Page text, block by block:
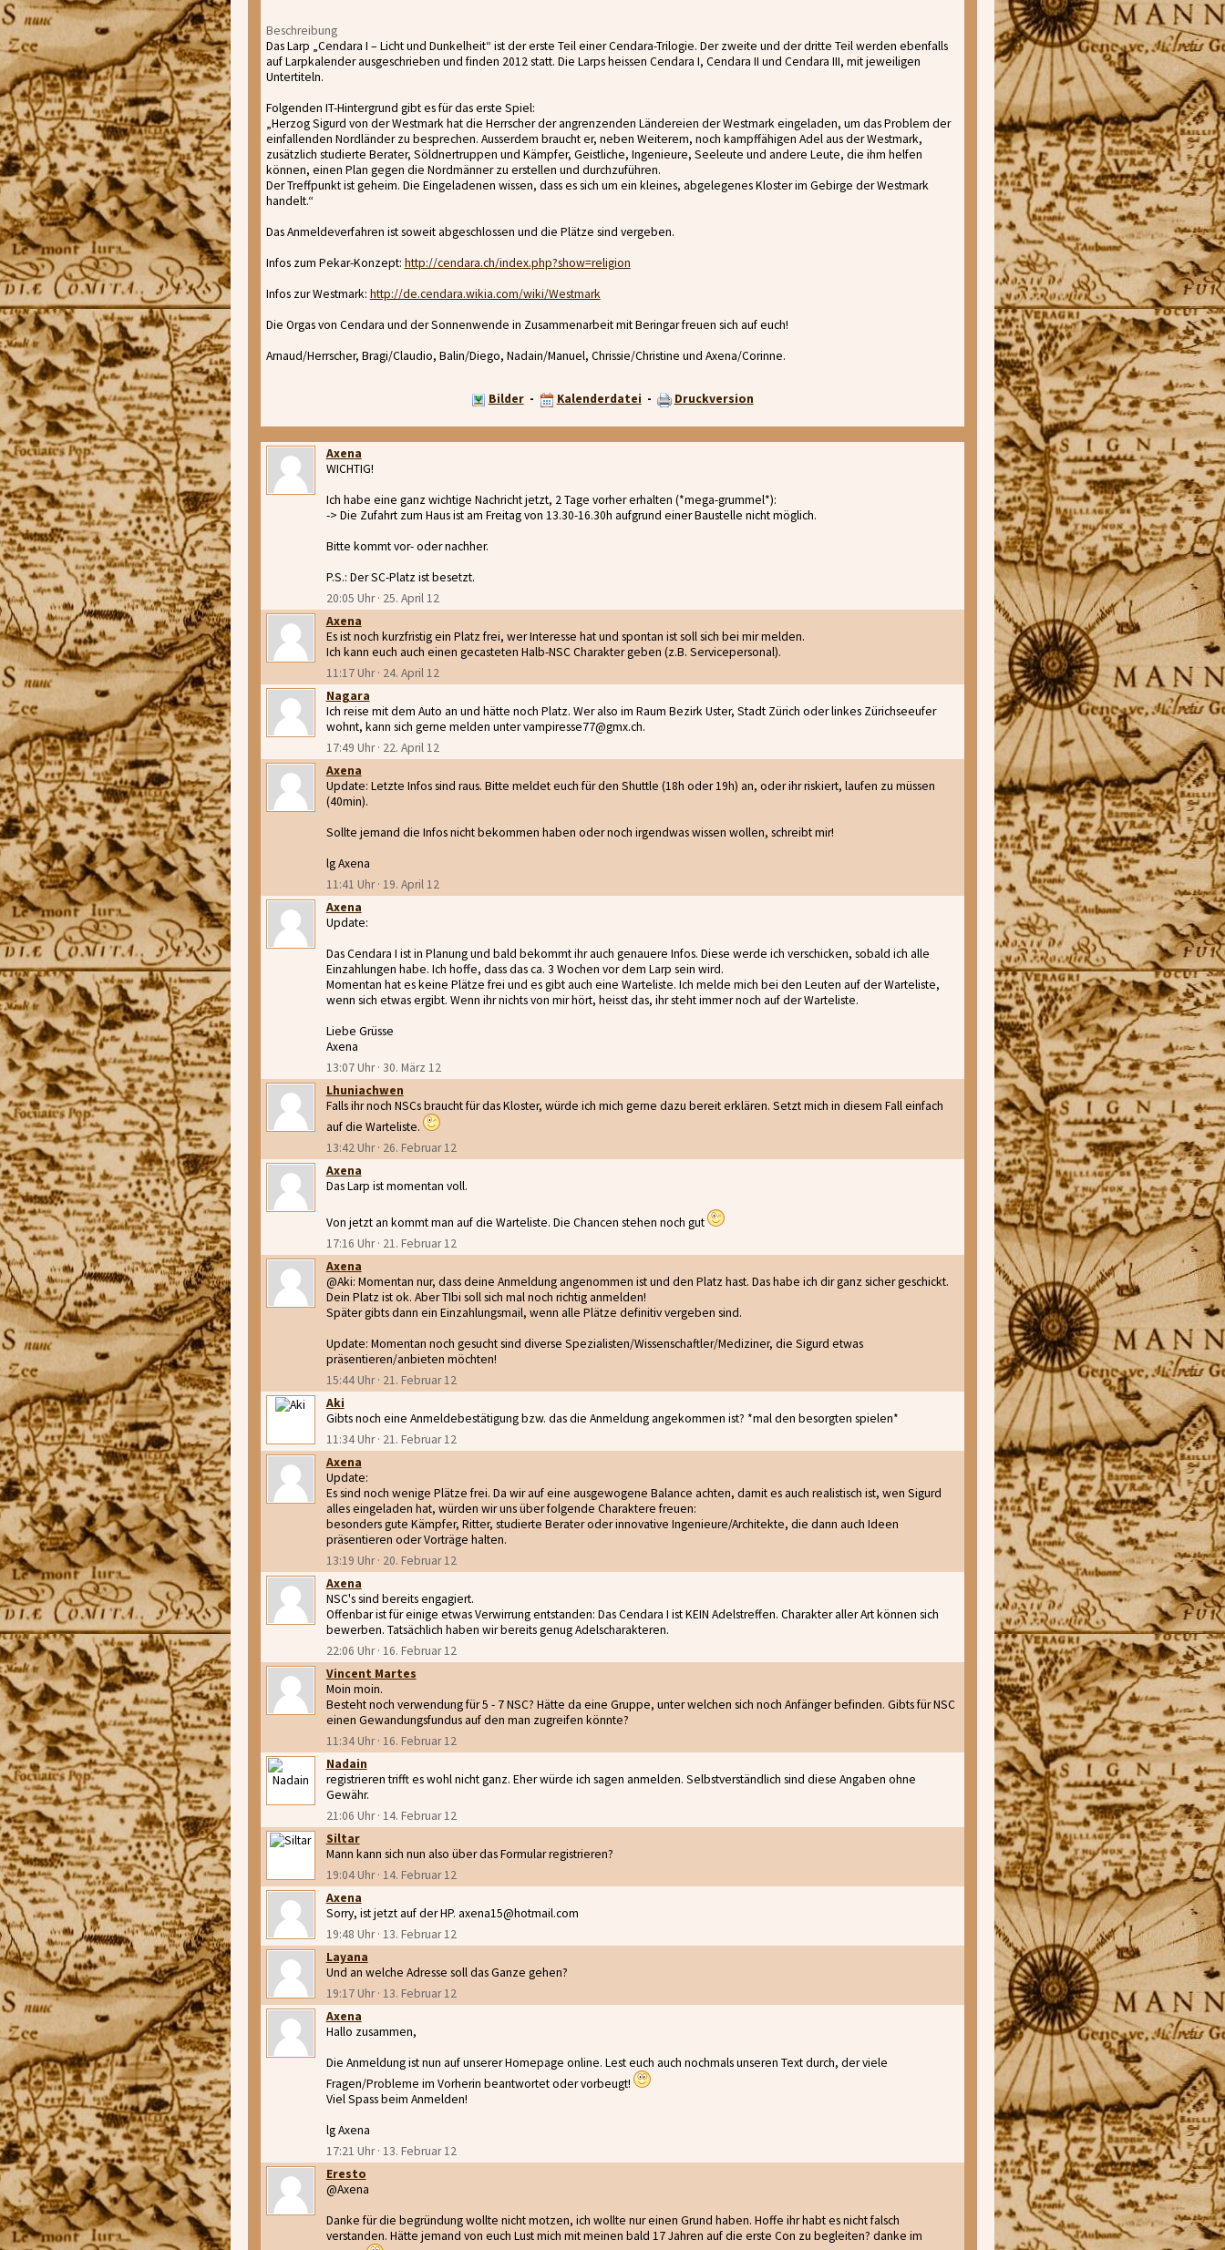
Beschreibung
Das Larp „Cendara I – Licht und Dunkelheit“ ist der erste Teil einer Cendara-Trilogie. Der zweite und der dritte Teil werden ebenfalls
auf Larpkalender ausgeschrieben und finden 2012 statt. Die Larps heissen Cendara I, Cendara II und Cendara III, mit jeweiligen
Untertiteln.
Folgenden IT-Hintergrund gibt es für das erste Spiel:
„Herzog Sigurd von der Westmark hat die Herrscher der angrenzenden Ländereien der Westmark eingeladen, um das Problem der
einfallenden Nordländer zu besprechen. Ausserdem braucht er, neben Weiterem, noch kampffähigen Adel aus der Westmark,
zusätzlich studierte Berater, Söldnertruppen und Kämpfer, Geistliche, Ingenieure, Seeleute und andere Leute, die ihm helfen
können, einen Plan gegen die Nordmänner zu erstellen und durchzuführen.
Der Treffpunkt ist geheim. Die Eingeladenen wissen, dass es sich um ein kleines, abgelegenes Kloster im Gebirge der Westmark
handelt.“
Das Anmeldeverfahren ist soweit abgeschlossen und die Plätze sind vergeben.
Infos zum Pekar-Konzept: http://cendara.ch/index.php?show=religion
Infos zur Westmark: http://de.cendara.wikia.com/wiki/Westmark
Die Orgas von Cendara und der Sonnenwende in Zusammenarbeit mit Beringar freuen sich auf euch!
Arnaud/Herrscher, Bragi/Claudio, Balin/Diego, Nadain/Manuel, Chrissie/Christine und Axena/Corinne.
Bilder- Kalenderdatei - Druckversion
Axena
WICHTIG!
Ich habe eine ganz wichtige Nachricht jetzt, 2 Tage vorher erhalten (*mega-grummel*):
-> Die Zufahrt zum Haus ist am Freitag von 13.30-16.30h aufgrund einer Baustelle nicht möglich.
Bitte kommt vor- oder nachher.
P.S.: Der SC-Platz ist besetzt.
20:05 Uhr · 25. April 12
Axena
Es ist noch kurzfristig ein Platz frei, wer Interesse hat und spontan ist soll sich bei mir melden.
Ich kann euch auch einen gecasteten Halb-NSC Charakter geben (z.B. Servicepersonal).
11:17 Uhr · 24. April 12
Nagara
Ich reise mit dem Auto an und hätte noch Platz. Wer also im Raum Bezirk Uster, Stadt Zürich oder linkes Zürichseeufer
wohnt, kann sich gerne melden unter vampiresse77@gmx.ch.
17:49 Uhr · 22. April 12
Axena
Update: Letzte Infos sind raus. Bitte meldet euch für den Shuttle (18h oder 19h) an, oder ihr riskiert, laufen zu müssen
(40min).
Sollte jemand die Infos nicht bekommen haben oder noch irgendwas wissen wollen, schreibt mir!
lg Axena
11:41 Uhr · 19. April 12
Axena
Update:
Das Cendara I ist in Planung und bald bekommt ihr auch genauere Infos. Diese werde ich verschicken, sobald ich alle
Einzahlungen habe. Ich hoffe, dass das ca. 3 Wochen vor dem Larp sein wird.
Momentan hat es keine Plätze frei und es gibt auch eine Warteliste. Ich melde mich bei den Leuten auf der Warteliste,
wenn sich etwas ergibt. Wenn ihr nichts von mir hört, heisst das, ihr steht immer noch auf der Warteliste.
Liebe Grüsse
Axena
13:07 Uhr · 30. März 12
Lhuniachwen
Falls ihr noch NSCs braucht für das Kloster, würde ich mich gerne dazu bereit erklären. Setzt mich in diesem Fall einfach
auf die Warteliste.
13:42 Uhr · 26. Februar 12
Axena
Das Larp ist momentan voll.
Von jetzt an kommt man auf die Warteliste. Die Chancen stehen noch gut
17:16 Uhr · 21. Februar 12
Axena
@Aki: Momentan nur, dass deine Anmeldung angenommen ist und den Platz hast. Das habe ich dir ganz sicher geschickt.
Dein Platz ist ok. Aber TIbi soll sich mal noch richtig anmelden!
Später gibts dann ein Einzahlungsmail, wenn alle Plätze definitiv vergeben sind.
Update: Momentan noch gesucht sind diverse Spezialisten/Wissenschaftler/Mediziner, die Sigurd etwas
präsentieren/anbieten möchten!
15:44 Uhr · 21. Februar 12
Aki
Gibts noch eine Anmeldebestätigung bzw. das die Anmeldung angekommen ist? *mal den besorgten spielen*
11:34 Uhr · 21. Februar 12
Axena
Update:
Es sind noch wenige Plätze frei. Da wir auf eine ausgewogene Balance achten, damit es auch realistisch ist, wen Sigurd
alles eingeladen hat, würden wir uns über folgende Charaktere freuen:
besonders gute Kämpfer, Ritter, studierte Berater oder innovative Ingenieure/Architekte, die dann auch Ideen
präsentieren oder Vorträge halten.
13:19 Uhr · 20. Februar 12
Axena
NSC's sind bereits engagiert.
Offenbar ist für einige etwas Verwirrung entstanden: Das Cendara I ist KEIN Adelstreffen. Charakter aller Art können sich
bewerben. Tatsächlich haben wir bereits genug Adelscharakteren.
22:06 Uhr · 16. Februar 12
Vincent Martes
Moin moin.
Besteht noch verwendung für 5 - 7 NSC? Hätte da eine Gruppe, unter welchen sich noch Anfänger befinden. Gibts für NSC
einen Gewandungsfundus auf den man zugreifen könnte?
11:34 Uhr · 16. Februar 12
Nadain
registrieren trifft es wohl nicht ganz. Eher würde ich sagen anmelden. Selbstverständlich sind diese Angaben ohne
Gewähr.
21:06 Uhr · 14. Februar 12
Siltar
Mann kann sich nun also über das Formular registrieren?
19:04 Uhr · 14. Februar 12
Axena
Sorry, ist jetzt auf der HP. axena15@hotmail.com
19:48 Uhr · 13. Februar 12
Layana
Und an welche Adresse soll das Ganze gehen?
19:17 Uhr · 13. Februar 12
Axena
Hallo zusammen,
Die Anmeldung ist nun auf unserer Homepage online. Lest euch auch nochmals unseren Text durch, der viele
Fragen/Probleme im Vorherin beantwortet oder vorbeugt!
Viel Spass beim Anmelden!
lg Axena
17:21 Uhr · 13. Februar 12
Eresto
@Axena
Danke für die begründung wollte nicht motzen, ich wollte nur einen Grund haben. Hoffe ihr habt es nicht falsch
verstanden. Hätte jemand von euch Lust mich mit meinen bald 17 Jahren auf die erste Con zu begleiten? danke im